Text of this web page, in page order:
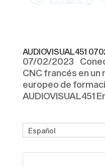
AUDIOVISUAL451
07/02/2023
CNC francés en un
europeo de
AUDIOVISUAL451
Español